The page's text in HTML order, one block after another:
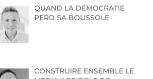
QUAND LA DÉMOCRATIE
PERD SA BOUSSOLE
CONSTRUIRE ENSEMBLE LE